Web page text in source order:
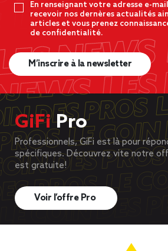
En renseignant votre adresse e-
recevoir nos dernères actualités
articles et vous prenez
de confidentialité.
M’inscrire à la newsletter
GiFiPro
Professionnels, GiFi est là pour
spécifiques. Découvrez vite notre
est gratuite!
Voir l’offre Pro